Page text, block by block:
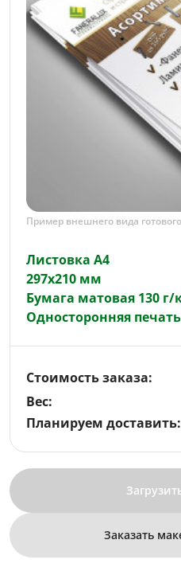
Пример внешнего вида
Листовка А4
297х210 мм
Бумага матовая 130 г/
Односторонняя печать
Стоимость заказа:
Вес:
Планируем доставить:
Заказать